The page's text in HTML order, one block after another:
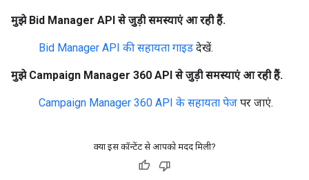
मुझे Bid Manager API से जुड़ी समस्याएं आ रही हैं.
Bid Manager API की सहायता गाइड देखें.
मुझे Campaign Manager 360 API से जुड़ी समस्याएं आ रही हैं.
Campaign Manager 360 API के सहायता पेज पर जाएं.
क्या इस कॉन्टेंट से आपको मदद मिली?